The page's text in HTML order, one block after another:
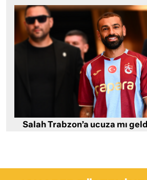
Salah Trabzon’a ucuza mı